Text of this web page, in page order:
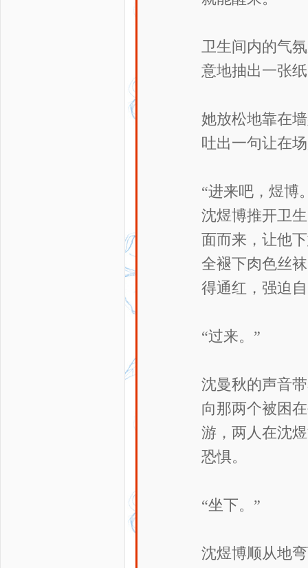
卫生间内的气
意地抽出一张
她放松地靠在
吐出一句让在
“进来吧，煜博
沈煜博推开卫
面而来，让他
全褪下肉色丝
得通红，强迫
“过来。”
沈曼秋的声音
向那两个被困
游，两人在沈
恐惧。
“坐下。”
沈煜博顺从地